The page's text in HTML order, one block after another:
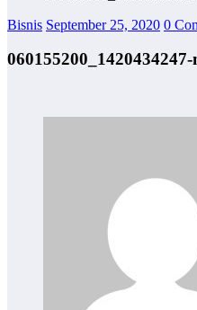
Bisnis September 25, 2020 0